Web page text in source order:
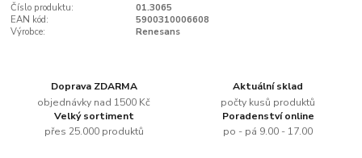
Číslo produktu:
01.3065
EAN kód:
5900310006608
Výrobce:
Renesans
Doprava ZDARMA
objednávky nad 1500 Kč
Aktuální sklad
počty kusů produktů
Velký sortiment
přes 25.000 produktů
Poradenství online
po - pá 9.00 - 17.00